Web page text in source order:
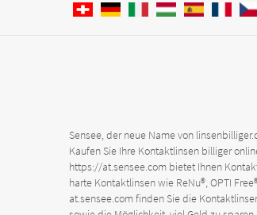
Sensee, der neue Name von
Kaufen Sie Ihre Kontaktlinsen billiger
https://at.sensee.com bietet Ihnen
harte Kontaktlinsen wie ReNu®, OPTI
at.sensee.comfinden Sie die